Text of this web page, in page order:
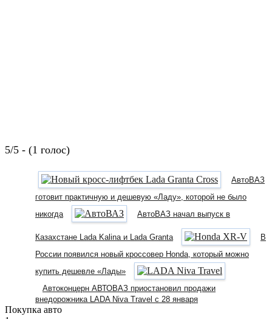
5/5 - (1 голос)
АвтоВАЗ
готовит практичную и дешевую «Ладу», которой не было
никогда
АвтоВАЗ начал выпуск в
Казахстане Lada Kalina и Lada Granta
В
России появился новый кроссовер Honda, который можно
купить дешевле «Лады»
Автоконцерн АВТОВАЗ приостановил продажи
внедорожника LADA Niva Travel с 28 января
Покупка авто